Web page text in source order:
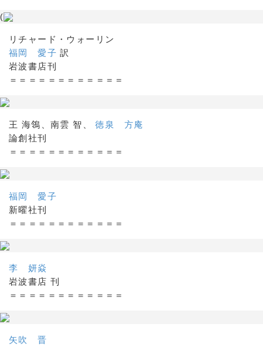
(
リチャード・ウォーリン
福岡 愛子 訳
岩波書店刊
＝＝＝＝＝＝＝＝＝＝＝＝
王 海鴒、南雲 智、徳泉 方庵
論創社刊
＝＝＝＝＝＝＝＝＝＝＝＝
福岡 愛子
新曜社刊
＝＝＝＝＝＝＝＝＝＝＝＝
李 妍焱
岩波書店 刊
＝＝＝＝＝＝＝＝＝＝＝＝
矢吹 晋